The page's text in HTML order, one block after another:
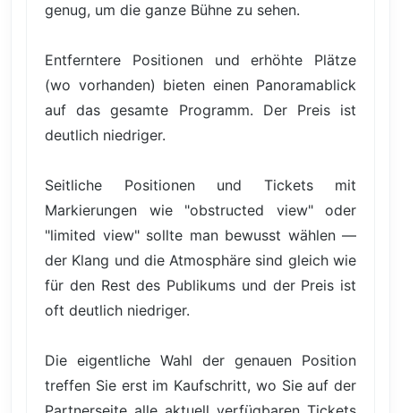
genug, um die ganze Bühne zu sehen.
Entferntere Positionen und erhöhte Plätze
(wo vorhanden) bieten einen Panoramablick
auf das gesamte Programm. Der Preis ist
deutlich niedriger.
Seitliche Positionen und Tickets mit
Markierungen wie "obstructed view" oder
"limited view" sollte man bewusst wählen —
der Klang und die Atmosphäre sind gleich wie
für den Rest des Publikums und der Preis ist
oft deutlich niedriger.
Die eigentliche Wahl der genauen Position
treffen Sie erst im Kaufschritt, wo Sie auf der